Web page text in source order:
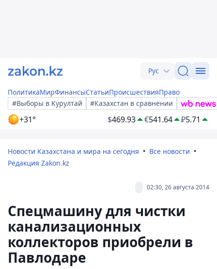
Рус
ПолитикаМирФинансыСтатьиПроисшествияПраво
#Выборы в Курултай
#Казахстан в сравнении
+31° $469.93 €541.64 ₽5.71
Новости Казахстана и мира на сегодня
Все новости
Редакция Zakon.kz
02:30, 26 августа 2014
Спецмашину для чистки
канализационных
коллекторов приобрели в
Павлодаре